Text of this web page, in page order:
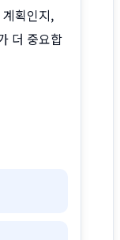
획인지,
더 중요합